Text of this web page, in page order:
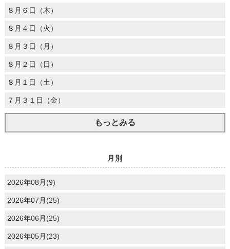
８月６日（木）
８月４日（火）
８月３日（月）
８月２日（日）
８月１日（土）
７月３１日（金）
もっとみる
月別
2026年08月(9)
2026年07月(25)
2026年06月(25)
2026年05月(23)